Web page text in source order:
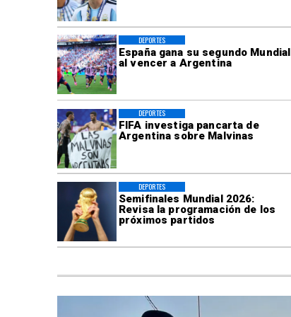
España gana su segundo Mundial
al vencer a Argentina
DEPORTES
FIFA investiga pancarta de
Argentina sobre Malvinas
DEPORTES
Semifinales Mundial 2026:
Revisa la programación de los
próximos partidos
DEPORTES